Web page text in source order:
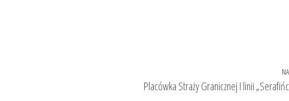
Placówka Straży Granicznej I linii